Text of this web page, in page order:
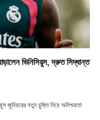
ভিনিসিয়ুস, দ্রুত সিদ্ধান্ত
জুনিয়রের নতুন চুক্তি নিয়ে অনিশ্চয়তা